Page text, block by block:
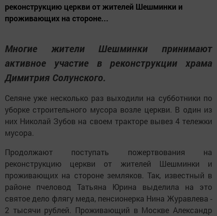
реконструкцию церкви от жителей Шешминки и
проживающих на стороне...
Многие жители Шешминки принимают
активное участие в реконструкции храма
Димитрия Солунского.
Селяне уже несколько раз выходили на субботники по
уборке строительного мусора возле церкви. В один из
них Николай Зубов на своем тракторе вывез 4 тележки
мусора.
Продолжают поступать пожертвования на
реконструкцию церкви от жителей Шешминки и
проживающих на стороне земляков. Так, известный в
районе пчеловод Татьяна Юрина выделила на это
святое дело флягу меда, пенсионерка Нина Журавлева -
2 тысячи рублей. Проживающий в Москве Александр